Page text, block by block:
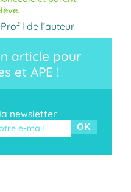
de l’auteur
article pour
et APE !
newsletter
ce champ vide.